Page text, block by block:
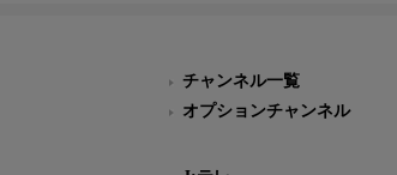
チャンネル一覧
オプションチャンネル